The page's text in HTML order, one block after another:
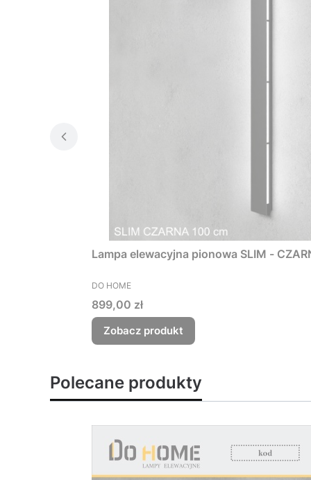
Lampa elewacyjna pionowa SLIM -
PRODUCENT
DO HOME
Cena
899,00 zł
Zobacz produkt
Polecane produkty